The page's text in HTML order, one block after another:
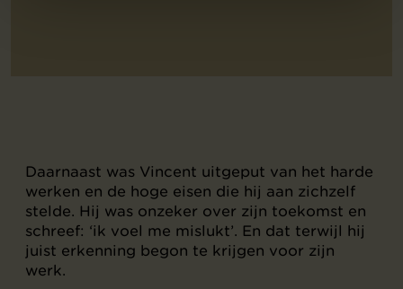
Daarnaast was Vincent uitgeput van het harde
werken en de hoge eisen die hij aan zichzelf
stelde. Hij was onzeker over zijn toekomst en
schreef: ‘ik voel me mislukt’. En dat terwijl hij
juist erkenning begon te krijgen voor zijn
werk.